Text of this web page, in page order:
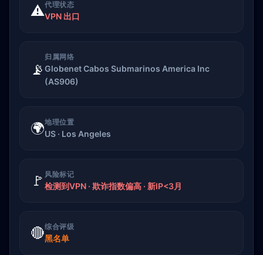
⚠️代理状态
VPN 出口
📡
归属网络
Globenet Cabos Submarinos America Inc
(AS906)
🌍地理位置
US · Los Angeles
🚩 风险标记
检测到VPN · 欺诈指数偏高 · 新IP<3月
🔴综合评级
黑名单